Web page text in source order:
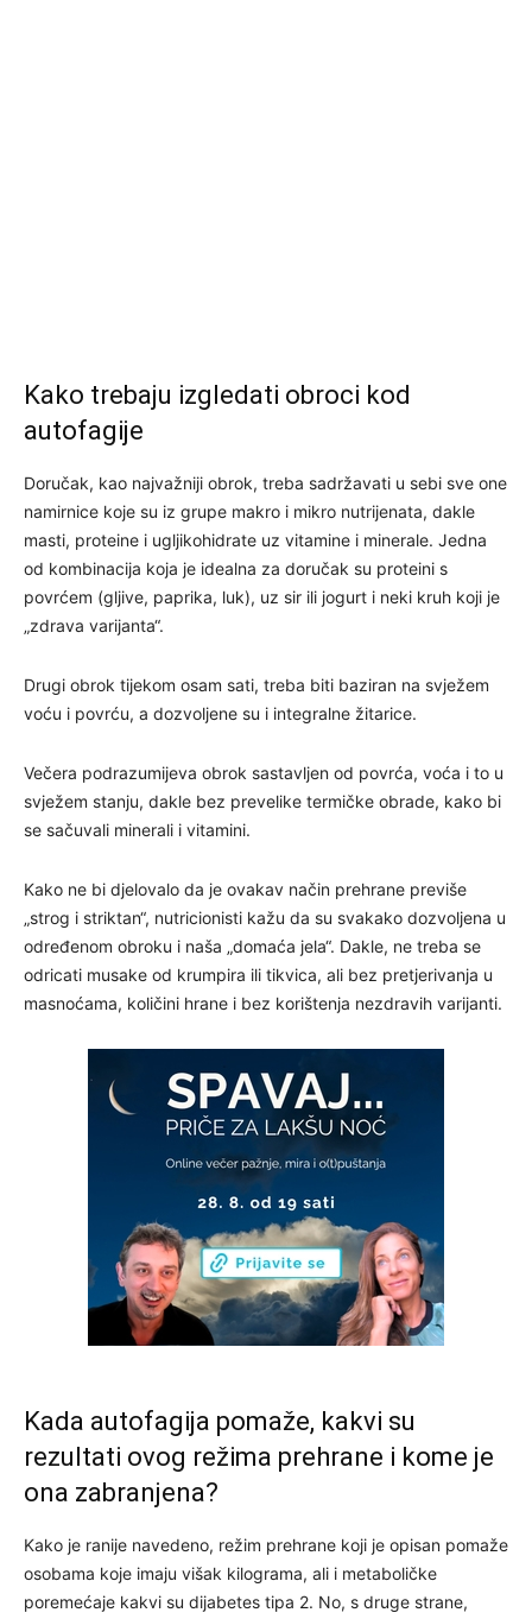
Kako trebaju izgledati obroci kod
autofagije
Doručak, kao najvažniji obrok, treba sadržavati u sebi sve one
namirnice koje su iz grupe makro i mikro nutrijenata, dakle
masti, proteine i ugljikohidrate uz vitamine i minerale. Jedna
od kombinacija koja je idealna za doručak su proteini s
povrćem (gljive, paprika, luk), uz sir ili jogurt i neki kruh koji je
„zdrava varijanta“.
Drugi obrok tijekom osam sati, treba biti baziran na svježem
voću i povrću, a dozvoljene su i integralne žitarice.
Večera podrazumijeva obrok sastavljen od povrća, voća i to u
svježem stanju, dakle bez prevelike termičke obrade, kako bi
se sačuvali minerali i vitamini.
Kako ne bi djelovalo da je ovakav način prehrane previše
„strog i striktan“, nutricionisti kažu da su svakako dozvoljena u
određenom obroku i naša „domaća jela“. Dakle, ne treba se
odricati musake od krumpira ili tikvica, ali bez pretjerivanja u
masnoćama, količini hrane i bez korištenja nezdravih varijanti.
Kada autofagija pomaže, kakvi su
rezultati ovog režima prehrane i kome je
ona zabranjena?
Kako je ranije navedeno, režim prehrane koji je opisan pomaže
osobama koje imaju višak kilograma, ali i metaboličke
poremećaje kakvi su dijabetes tipa 2. No, s druge strane,